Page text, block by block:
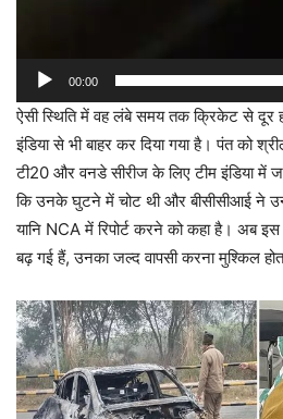
00:00
ऐसी स्थिति में वह लंबे समय तक क्रिकेट से दूर
इंडिया से भी बाहर कर दिया गया है। पंत को
टी20 और वनडे सीरीज के लिए टीम इंडिया में
कि उनके घुटने में चोट थी और बीसीसीआई ने
यानि NCA में रिपोर्ट करने को कहा है। अब
बढ़ गई हैं, उनका जल्द वापसी करना मुश्किल